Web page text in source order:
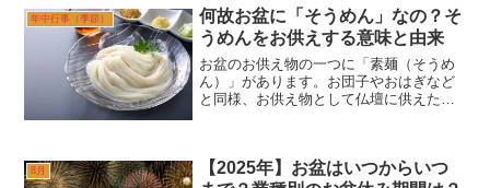
でしょうか。特に和菓子は格式高いお店
などに馴染みがない方も多く...
年中行事（季節）
何故お盆に「そうめん」なの？そ
うめんをお供えする意味と由来
お盆のお供え物の一つに「素麺（そうめ
ん）」があります。お団子やおはぎなど
と同様、お供え物として仏壇に供えた
か。大和お盆にお供えするも...
8月
【2025年】お盆はいつからいつ